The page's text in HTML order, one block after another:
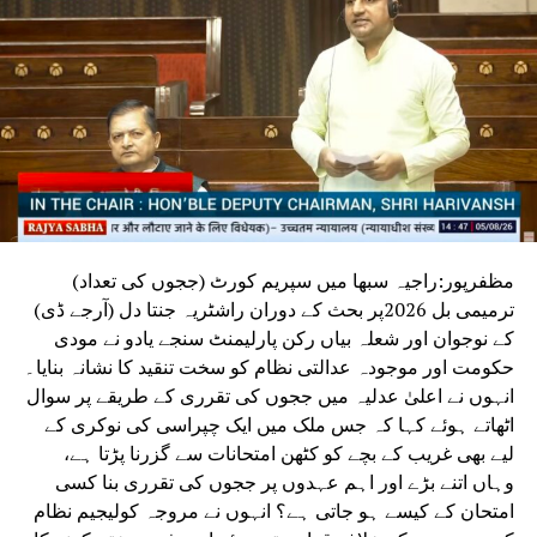
DON'T MISS
مشاعرہ طلبہ کی ادبی صلاحیتوں کو نکھارنے کا اہم ذریعہ
مظفرپور:راجیہ سبھا میں سپریم کورٹ (ججوں کی تعداد)
ترمیمی بل 2026پر بحث کے دوران راشٹریہ جنتا دل (آرجے ڈی)
کے نوجوان اور شعلہ بیاں رکن پارلیمنٹ سنجے یادو نے مودی
حکومت اور موجودہ عدالتی نظام کو سخت تنقید کا نشانہ بنایا۔
انہوں نے اعلیٰ عدلیہ میں ججوں کی تقرری کے طریقے پر سوال
اٹھاتے ہوئے کہا کہ جس ملک میں ایک چپراسی کی نوکری کے
لیے بھی غریب کے بچے کو کٹھن امتحانات سے گزرنا پڑتا ہے،
وہاں اتنے بڑے اور اہم عہدوں پر ججوں کی تقرری بنا کسی
امتحان کے کیسے ہو جاتی ہے؟ انہوں نے مروجہ کولیجیم نظام